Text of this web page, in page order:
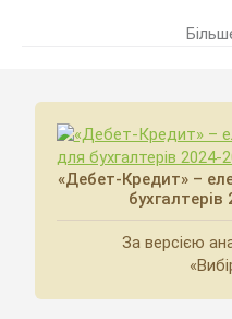
«Дебет-Кредит» –
За версією